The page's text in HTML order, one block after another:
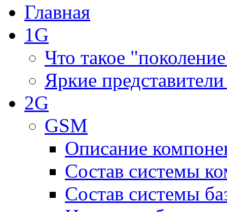
Главная
1G
Что такое
Яркие
2G
GSM
Описание
Состав системы
Состав системы